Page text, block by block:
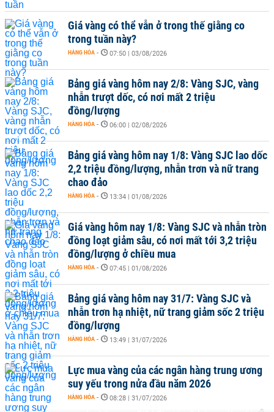
Giá vàng có thể vẫn ở trong thế giằng co
trong tuần này?
HÀNG HÓA - 07:50 | 03/08/2026
Bảng giá vàng hôm nay 2/8: Vàng SJC, vàng
nhẫn trượt dốc, có nơi mất 2 triệu
đồng/lượng
HÀNG HÓA - 06:00 | 02/08/2026
Bảng giá vàng hôm nay 1/8: Vàng SJC lao dốc
2,2 triệu đồng/lượng, nhẫn trơn và nữ trang
chao đảo
HÀNG HÓA - 13:34 | 01/08/2026
Giá vàng hôm nay 1/8: Vàng SJC và nhẫn tròn
đồng loạt giảm sâu, có nơi mất tới 3,2 triệu
đồng/lượng ở chiều mua
HÀNG HÓA - 07:45 | 01/08/2026
Bảng giá vàng hôm nay 31/7: Vàng SJC và
nhẫn trơn hạ nhiệt, nữ trang giảm sốc 2 triệu
đồng/lượng
HÀNG HÓA - 13:49 | 31/07/2026
Lực mua vàng của các ngân hàng trung ương
suy yếu trong nửa đầu năm 2026
HÀNG HÓA - 08:28 | 31/07/2026